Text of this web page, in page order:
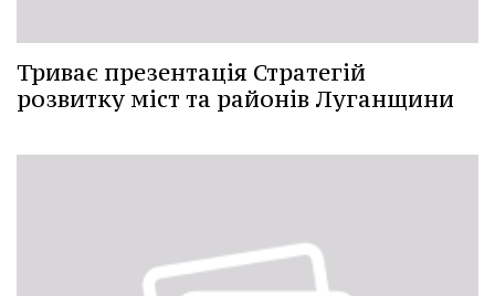
Триває презентація Стратегій
розвитку міст та районів Луганщини